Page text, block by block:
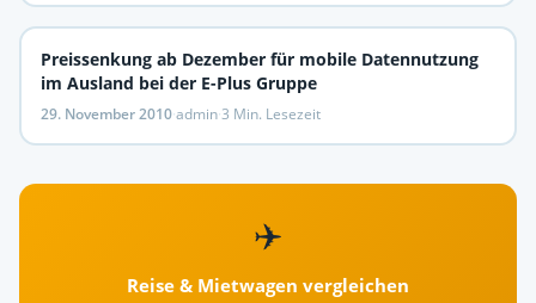
Preissenkung ab Dezember für mobile Datennutzung
im Ausland bei der E-Plus Gruppe
29. November 2010·admin·3 Min. Lesezeit
✈️
Reise & Mietwagen vergleichen